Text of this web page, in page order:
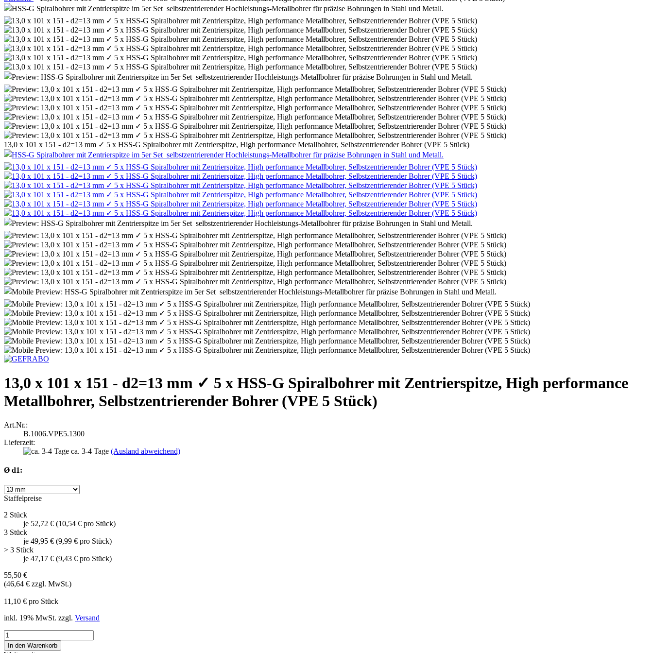
13,0 x 101 x 151 - d2=13 mm ✓ 5 x HSS-G Spiralbohrer mit Zentrierspitze, High performance Metallbohrer, Selbstzentrierender Bohrer (VPE 5 Stück)
13,0 x 101 x 151 - d2=13 mm ✓ 5 x HSS-G Spiralbohrer mit Zentrierspitze, High performance
Metallbohrer, Selbstzentrierender Bohrer (VPE 5 Stück)
Art.Nr.:
B.1006.VPE5.1300
Lieferzeit:
ca. 3-4 Tage (Ausland abweichend)
Ø d1:
Staffelpreise
2 Stück
je 52,72 € (10,54 € pro Stück)
3 Stück
je 49,95 € (9,99 € pro Stück)
> 3 Stück
je 47,17 € (9,43 € pro Stück)
55,50 €
(46,64 € zzgl. MwSt.)
11,10 € pro Stück
inkl. 19% MwSt. zzgl. Versand